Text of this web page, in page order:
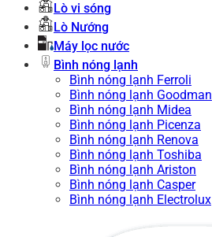
Lò vi sóng
Lò Nướng
Máy lọc nước
Bình nóng lạnh
Bình nóng lạnh Ferroli
Bình nóng lạnh Goodman
Bình nóng lạnh Midea
Bình nóng lạnh Picenza
Bình nóng lạnh Renova
Bình nóng lạnh Toshiba
Bình nóng lạnh Ariston
Bình nóng lạnh Casper
Bình nóng lạnh Electrolux